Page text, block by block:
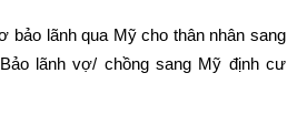
bảo lãnh qua Mỹcho thân nhân sang
lãnh vợ/ chồng sang Mỹ định cư